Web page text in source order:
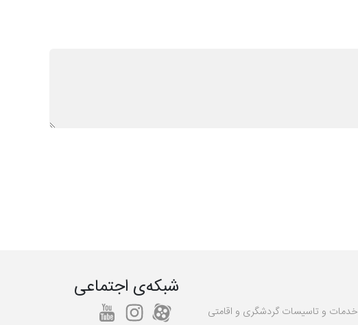
خدمات و تاسیسات گردشگری و اقامتی
شبکه‌ی اجتماعی